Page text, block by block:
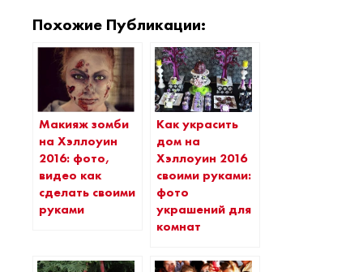
Похожие Публикации:
Макияж зомби
на Хэллоуин
2016: фото,
видео как
сделать своими
руками
Как украсить
дом на
Хэллоуин 2016
своими руками:
фото
украшений для
комнат